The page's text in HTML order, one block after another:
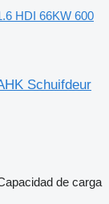
HDI 66KW 600
Schuifdeur
de carga